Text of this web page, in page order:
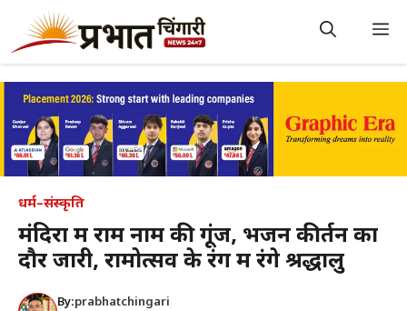
content
धर्म–संस्कृति
मंदिरों में राम नाम की गूंज, भजन कीर्तन का
दौर जारी, रामोत्सव के रंग में रंगे श्रद्धालु
By:prabhatchingari